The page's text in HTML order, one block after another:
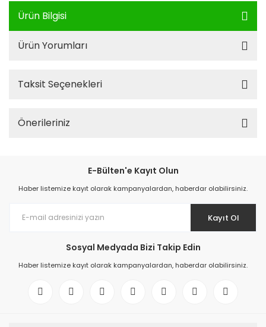
Ürün Bilgisi
Ürün Yorumları
Taksit Seçenekleri
Önerileriniz
E-Bülten'e Kayıt Olun
Haber listemize kayıt olarak kampanyalardan, haberdar olabilirsiniz.
Kayıt Ol
Sosyal Medyada Bizi Takip Edin
Haber listemize kayıt olarak kampanyalardan, haberdar olabilirsiniz.